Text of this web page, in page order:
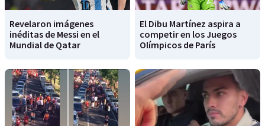
Revelaron imágenes
inéditas de Messi en el
Mundial de Qatar
El Dibu Martínez aspira a
competir en los Juegos
Olímpicos de París